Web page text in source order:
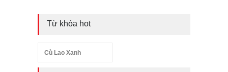
Từ khóa hot
Cù Lao Xanh